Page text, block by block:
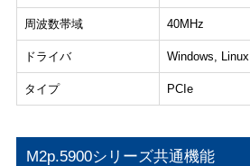
周波数帯域 40MHz
ドライバ Windows, Linux
タイプ PCIe
M2p.5900シリーズ共通機能